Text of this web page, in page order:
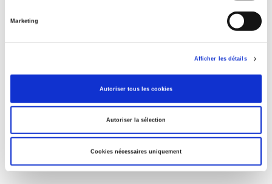
Marketing
Afficher les détails
Autoriser tous les cookies
Autoriser la sélection
Cookies nécessaires uniquement